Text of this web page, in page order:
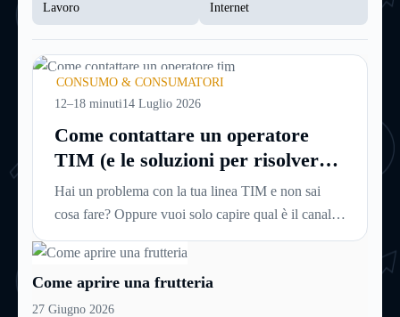
Lavoro Internet
CONSUMO & CONSUMATORI
12–18 minuti14 Luglio 2026
Come contattare un operatore
TIM (e le soluzioni per risolvere i
problemi più velocemente)
Hai un problema con la tua linea TIM e non sai
cosa fare? Oppure vuoi solo capire qual è il canale
più veloce per parlare con una persona reale, senza
passare mezz’ora ad ascoltare voci automatiche?
Questa guida è esattamente quello che ti serve per
contattare un operatore TIM e risolvere la
Come aprire una frutteria
27 Giugno 2026